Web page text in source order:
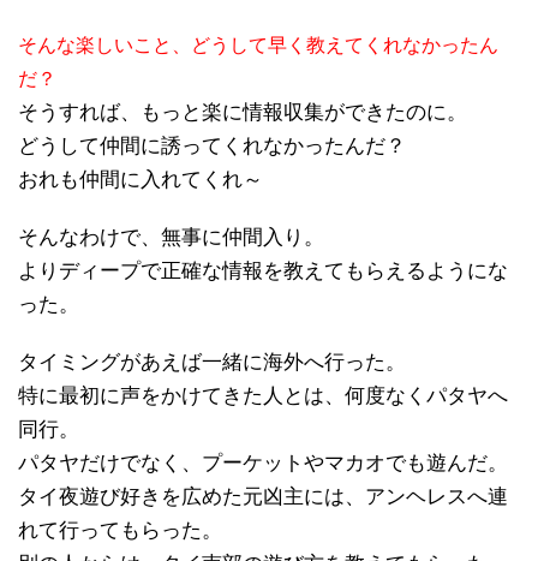
そんな楽しいこと、どうして早く教えてくれなかったん
だ？
そうすれば、もっと楽に情報収集ができたのに。
どうして仲間に誘ってくれなかったんだ？
おれも仲間に入れてくれ～
そんなわけで、無事に仲間入り。
よりディープで正確な情報を教えてもらえるようにな
った。
タイミングがあえば一緒に海外へ行った。
特に最初に声をかけてきた人とは、何度なくパタヤへ
同行。
パタヤだけでなく、プーケットやマカオでも遊んだ。
タイ夜遊び好きを広めた元凶主には、アンヘレスへ連
れて行ってもらった。